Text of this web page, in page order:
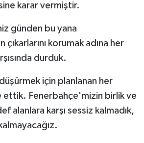
karar vermiştir.
günden bu yana
korumak adına her
durduk.
düşürmek için planlanan her
ettik. Fenerbahçe'mizin birlik ve
alanlara karşı sessiz kalmadık,